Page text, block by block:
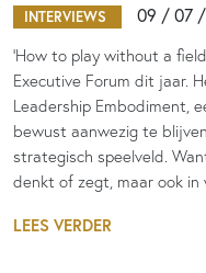
INTERVIEWS 09 / 07
‘How to play without a
Executive Forum dit jaar.
Leadership Embodiment,
bewust aanwezig te
strategisch speelveld.
denkt of zegt, maar ook in
LEES VERDER